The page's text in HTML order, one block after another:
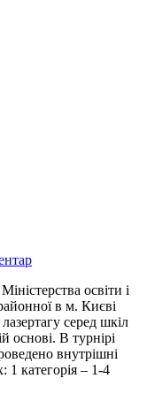
освіти і
в м. Києві
серед шкіл
основі. В турнірі
внутрішні
1 категорія – 1-4